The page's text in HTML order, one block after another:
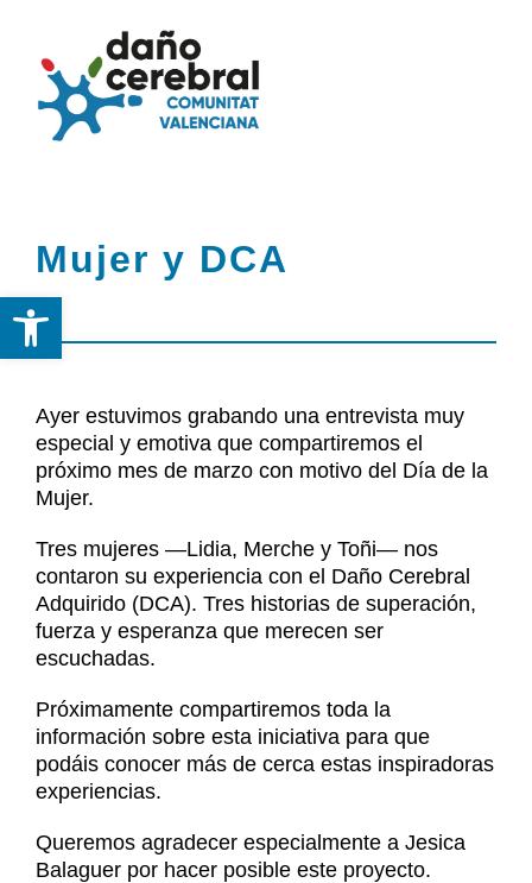
Abrir barra de herramientas
content
Recursos
Contacto
Federación
DCA
Servicios y Recursos
Noticias
Mujer y DCA
Ayer estuvimos grabando una entrevista muy
especial y emotiva que compartiremos el
próximo mes de marzo con motivo del Día de la
Mujer.
Tres mujeres —Lidia, Merche y Toñi— nos
contaron su experiencia con el Daño Cerebral
Adquirido (DCA). Tres historias de superación,
fuerza y esperanza que merecen ser
escuchadas.
Próximamente compartiremos toda la
información sobre esta iniciativa para que
podáis conocer más de cerca estas inspiradoras
experiencias.
Queremos agradecer especialmente a Jesica
Balaguer por hacer posible este proyecto.